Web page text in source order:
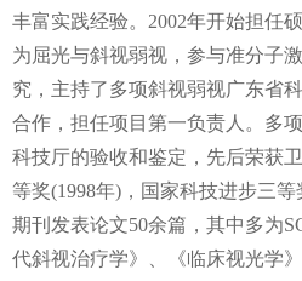
丰富实践经验。2002年开始担任
为屈光与斜视弱视，参与准分子
究，主持了多项斜视弱视广东省
合作，担任项目第一负责人。多
科技厅的验收和鉴定，先后荣获
等奖(1998年)，国家科技进步三
期刊发表论文50余篇，其中多为
代斜视治疗学》、《临床视光学